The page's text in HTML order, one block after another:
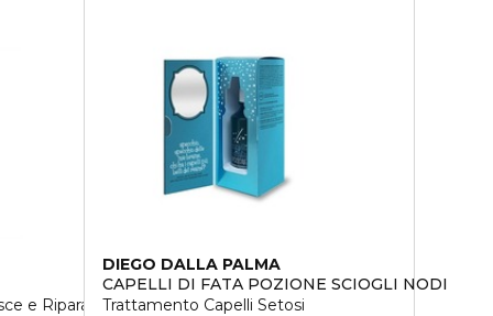
e Ripara
DIEGO DALLA PALMA
CAPELLI DI FATA POZIONE SCIOGLI NODI
Trattamento Capelli Setosi